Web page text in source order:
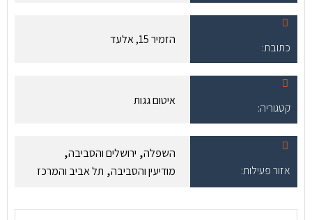
כתובת:
הזמיר 15, אלעד
קטגוריה:
איטום גגות
אזור פעילות:
השפלה, ירושלים והסביבה,
מודיעין והסביבה, תל אביב והמרכז